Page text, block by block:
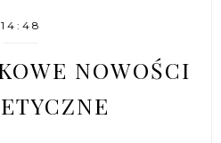
14:48
NOWOŚCI